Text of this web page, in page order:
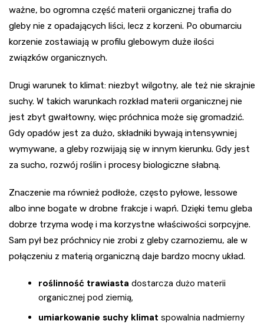
ważne, bo ogromna część materii organicznej trafia do
gleby nie z opadających liści, lecz z korzeni. Po obumarciu
korzenie zostawiają w profilu glebowym duże ilości
związków organicznych.
Drugi warunek to klimat: niezbyt wilgotny, ale też nie skrajnie
suchy. W takich warunkach rozkład materii organicznej nie
jest zbyt gwałtowny, więc próchnica może się gromadzić.
Gdy opadów jest za dużo, składniki bywają intensywniej
wymywane, a gleby rozwijają się w innym kierunku. Gdy jest
za sucho, rozwój roślin i procesy biologiczne słabną.
Znaczenie ma również podłoże, często pyłowe, lessowe
albo inne bogate w drobne frakcje i wapń. Dzięki temu gleba
dobrze trzyma wodę i ma korzystne właściwości sorpcyjne.
Sam pył bez próchnicy nie zrobi z gleby czarnoziemu, ale w
połączeniu z materią organiczną daje bardzo mocny układ.
roślinność trawiasta dostarcza dużo materii
organicznej pod ziemią,
umiarkowanie suchy klimat spowalnia nadmierny